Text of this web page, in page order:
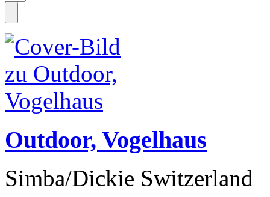
Outdoor, Vogelhaus
Simba/Dickie Switzerland